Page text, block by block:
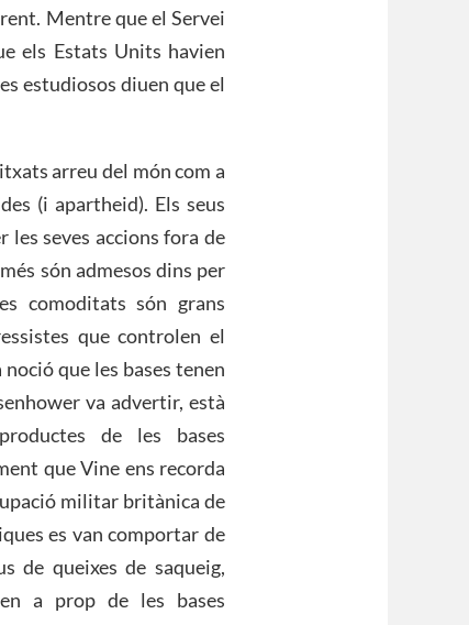
Mentre que el Servei
els Estats Units havien
estudiosos diuen que el
arreu del món com a
(i apartheid). Els seus
les seves accions fora de
són admesos dins per
comoditats són grans
que controlen el
que les bases tenen
va advertir, està
de les bases
que Vine ens recorda
militar britànica de
es van comportar de
de queixes de saqueig,
a prop de les bases